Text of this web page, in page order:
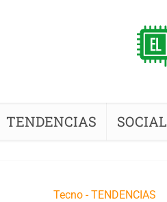
TENDENCIAS SOCIAL
Tecno - TENDENCIAS